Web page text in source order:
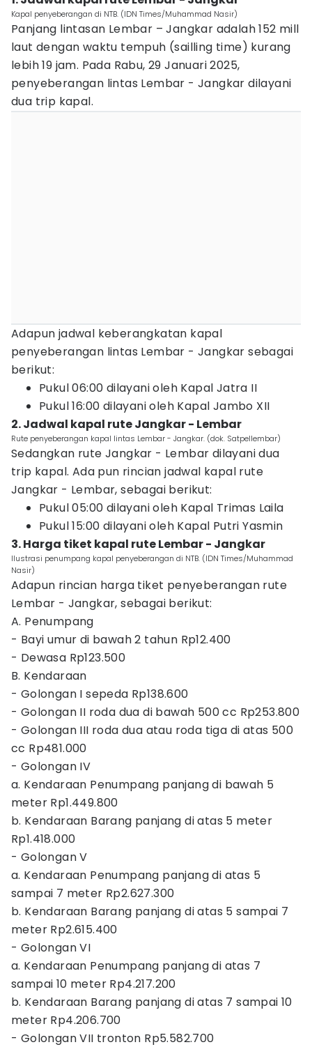
Kapal penyeberangan di NTB. (IDN Times/Muhammad Nasir)
Panjang lintasan Lembar – Jangkar adalah 152 mill
laut dengan waktu tempuh (sailling time) kurang
lebih 19 jam. Pada Rabu, 29 Januari 2025,
penyeberangan lintas Lembar - Jangkar dilayani
dua trip kapal.
Adapun jadwal keberangkatan kapal
penyeberangan lintas Lembar - Jangkar sebagai
berikut:
Pukul 06:00 dilayani oleh Kapal Jatra II
Pukul 16:00 dilayani oleh Kapal Jambo XII
2. Jadwal kapal rute Jangkar - Lembar
Rute penyeberangan kapal lintas Lembar - Jangkar. (dok. Satpellembar)
Sedangkan rute Jangkar - Lembar dilayani dua
trip kapal. Ada pun rincian jadwal kapal rute
Jangkar - Lembar, sebagai berikut:
Pukul 05:00 dilayani oleh Kapal Trimas Laila
Pukul 15:00 dilayani oleh Kapal Putri Yasmin
3. Harga tiket kapal rute Lembar - Jangkar
Ilustrasi penumpang kapal penyeberangan di NTB. (IDN Times/Muhammad
Nasir)
Adapun rincian harga tiket penyeberangan rute
Lembar - Jangkar, sebagai berikut:
A. Penumpang
- Bayi umur di bawah 2 tahun Rp12.400
- Dewasa Rp123.500
B. Kendaraan
- Golongan I sepeda Rp138.600
- Golongan II roda dua di bawah 500 cc Rp253.800
- Golongan III roda dua atau roda tiga di atas 500
cc Rp481.000
- Golongan IV
a. Kendaraan Penumpang panjang di bawah 5
meter Rp1.449.800
b. Kendaraan Barang panjang di atas 5 meter
Rp1.418.000
- Golongan V
a. Kendaraan Penumpang panjang di atas 5
sampai 7 meter Rp2.627.300
b. Kendaraan Barang panjang di atas 5 sampai 7
meter Rp2.615.400
- Golongan VI
a. Kendaraan Penumpang panjang di atas 7
sampai 10 meter Rp4.217.200
b. Kendaraan Barang panjang di atas 7 sampai 10
meter Rp4.206.700
- Golongan VII tronton Rp5.582.700